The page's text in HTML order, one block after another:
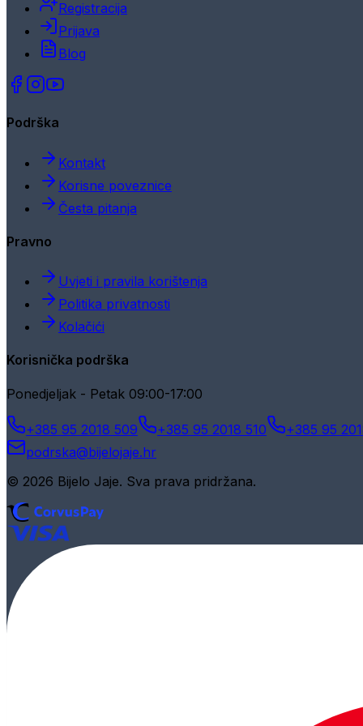
Registracija
Prijava
Blog
Podrška
Kontakt
Korisne poveznice
Česta pitanja
Pravno
Uvjeti i pravila korištenja
Politika privatnosti
Kolačići
Korisnička podrška
Ponedjeljak - Petak 09:00-17:00
+385 95 2018 509 +385 95 2018 510
+385 95
podrska@bijelojaje.hr
© 2026 Bijelo Jaje. Sva prava pridržana.